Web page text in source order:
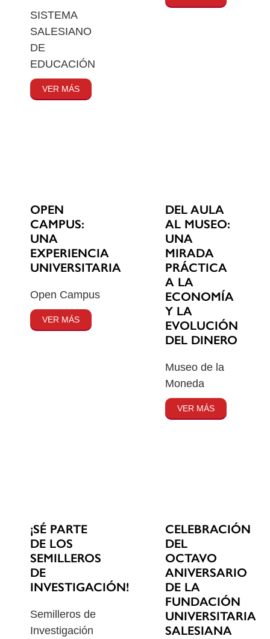
SISTEMA
SALESIANO
DE
EDUCACIÓN
VER MÁS
OPEN
CAMPUS:
UNA
EXPERIENCIA
UNIVERSITARIA
Open Campus
VER MÁS
DEL AULA
AL MUSEO:
UNA
MIRADA
PRÁCTICA
A LA
ECONOMÍA
Y LA
EVOLUCIÓN
DEL DINERO
Museo de la
Moneda
VER MÁS
¡SÉ PARTE
DE LOS
SEMILLEROS
DE
INVESTIGACIÓN!
Semilleros de
Investigación
CELEBRACIÓN
DEL
OCTAVO
ANIVERSARIO
DE LA
FUNDACIÓN
UNIVERSITARIA
SALESIANA